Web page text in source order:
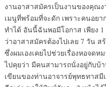
งานอาสาสมัครเป็นงานของคุณง
เมนูที่พร้อมที่จะดัก เพราะคนอย
ทำได้ อันนี้ฉันพอมีโอกาส เพียง
ว่าอาสาสมัครต้องไปเลย 7 วัน ส
ซึ่งผมเองเคยไปช่วยเรื่องหอจด
ไปคุยว่า มีคนสามารถนั่งอยู่กับบ้
เขียนของท่านอาจารย์พุทธทาสมี